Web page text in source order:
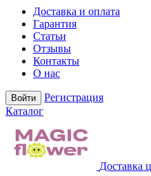
Доставка и оплата
Гарантия
Статьи
Отзывы
Контакты
О нас
Войти
Регистрация
Каталог
Доставка